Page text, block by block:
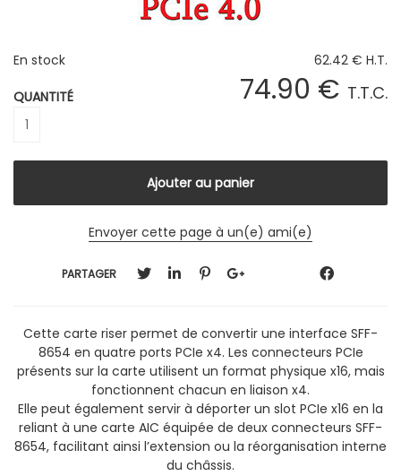
62.42 € H.T.
74.90 € T.T.C.
En stock
QUANTITÉ
Envoyer cette page à un(e) ami(e)
PARTAGER
Cette carte riser permet de convertir une interface SFF-
8654 en quatre ports PCIe x4. Les connecteurs PCIe
présents sur la carte utilisent un format physique x16, mais
fonctionnent chacun en liaison x4.
Elle peut également servir à déporter un slot PCIe x16 en la
reliant à une carte AIC équipée de deux connecteurs SFF-
8654, facilitant ainsi l’extension ou la réorganisation interne
du châssis.